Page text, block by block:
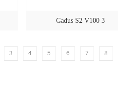
Gadus S2 V100 3
3 4 5 6 7 8